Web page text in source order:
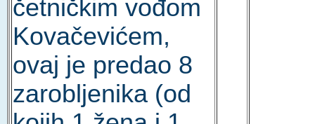
četničkim vođom
Kovačevićem,
ovaj je predao 8
zarobljenika (od